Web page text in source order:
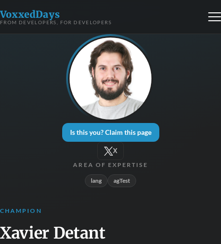
VoxxedDays
FROM DEVELOPERS, FOR DEVELOPERS
Is this you? Claim this page
X
AREA OF EXPERTISE
lang agTest
CHAMPION
Xavier Detant